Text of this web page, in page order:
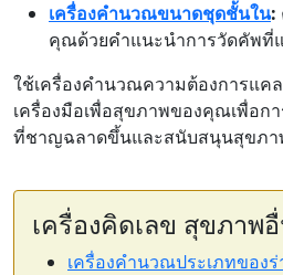
เครื่องคำนวณขนาดชุดชั้นใน:
คุณด้วยคำแนะนำการวัดคัพที่
ใช้เครื่องคำนวณความต้องการแค
เครื่องมือเพื่อสุขภาพของคุณเพื่อก
ที่ชาญฉลาดขึ้นและสนับสนุนสุขภา
เครื่องคิดเลข สุขภาพ
เครื่องคำนวณประเภทของร่